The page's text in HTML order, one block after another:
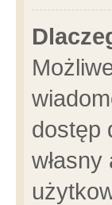
dostęp